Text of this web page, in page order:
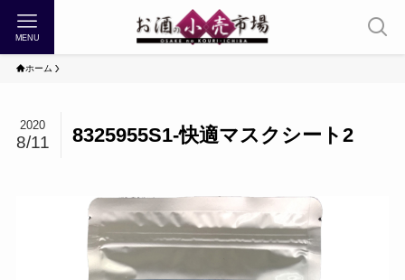
MENU
ホーム
8325955S1-快適マスクシート2
2020
8/11